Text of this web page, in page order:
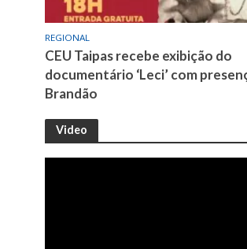
REGIONAL
CEU Taipas recebe exibição do
documentário ‘Leci’ com
Brandão
Video